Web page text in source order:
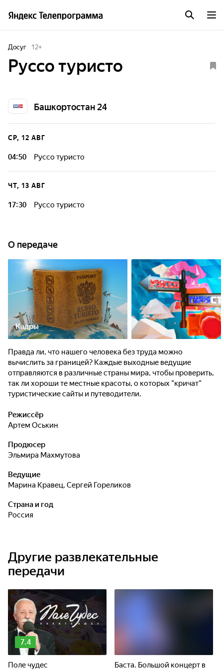
Досуг 12+
Руссо туристо
Башкортостан 24
СР, 12 АВГ
04:50 Руссо туристо
ЧТ, 13 АВГ
17:30 Руссо туристо
О передаче
Кадры
Правда ли, что нашего человека без труда можно
вычислить за границей? Каждые выходные ведущие
отправляются в различные страны мира, чтобы проверить,
так ли хороши те местные красоты, о которых "кричат"
туристические сайты и путеводители.
Режиссёр
Артем Оськин
Продюсер
Эльмира Махмутова
Ведущие
Марина Кравец, Сергей Гореликов
Страна и год
Россия
Другие развлекательные
передачи
7.4
Поле чудес Баста. Большой концерт в